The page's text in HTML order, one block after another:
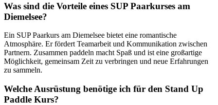
Was sind die Vorteile eines SUP Paarkurses am
Diemelsee?
Ein SUP Paarkurs am Diemelsee bietet eine romantische
Atmosphäre. Er fördert Teamarbeit und Kommunikation zwischen
Partnern. Zusammen paddeln macht Spaß und ist eine großartige
Möglichkeit, gemeinsam Zeit zu verbringen und neue Erfahrungen
zu sammeln.
Welche Ausrüstung benötige ich für den Stand Up
Paddle Kurs?